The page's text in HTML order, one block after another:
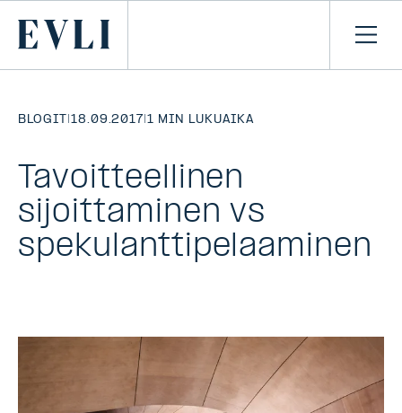
Primary
Avaa
BLOGIT |18.09.2017|1 MIN LUKUAIKA
Tavoitteellinen
sijoittaminen vs
spekulanttipelaaminen